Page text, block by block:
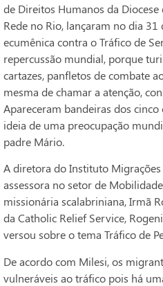
de Direitos Humanos da
Rede no Rio, lançaram no dia
ecumênica contra o Tráfico de
repercussão mundial, porque
cartazes, panfletos de combate
mesma de chamar a atenção,
Apareceram bandeiras dos
ideia de uma preocupação
padre Mário.
A diretora do Instituto
assessora no setor de
missionária scalabriniana, Irmã
da Catholic Relief Service,
versou sobre o tema Tráfico de
De acordo com Milesi, os
vulneráveis ao tráfico pois há